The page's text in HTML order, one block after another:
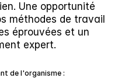
Une opportunité
méthodes de travail
éprouvées et un
expert.
de l'organisme :